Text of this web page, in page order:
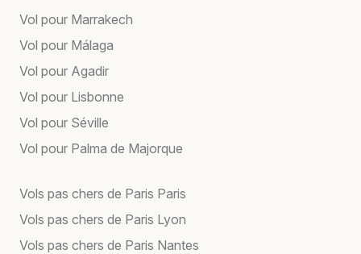
Vol pour Marrakech
Vol pour Málaga
Vol pour Agadir
Vol pour Lisbonne
Vol pour Séville
Vol pour Palma de Majorque
Vols pas chers de Paris Paris
Vols pas chers de Paris Lyon
Vols pas chers de Paris Nantes